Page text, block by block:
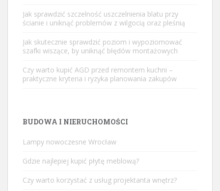
Jak sprawdzić szczelność uszczelnienia blatu przy
ścianie i uniknąć problemów z wilgocią oraz pleśnią
Jak skutecznie sprawdzić poziom i wypoziomować
szafki wiszące, by uniknąć błędów montażowych
Czy warto kupić AGD przed remontem kuchni –
praktyczne kryteria i ryzyka planowania zakupów
BUDOWA I NIERUCHOMOŚCI
Lampy nowoczesne Wrocław
Gdzie najlepiej kupić płytę meblową?
Czy warto korzystać z usług projektanta wnętrz?